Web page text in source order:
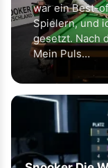
war ein Best-
Spielern, und
gesetzt. Nach
Mein Puls…